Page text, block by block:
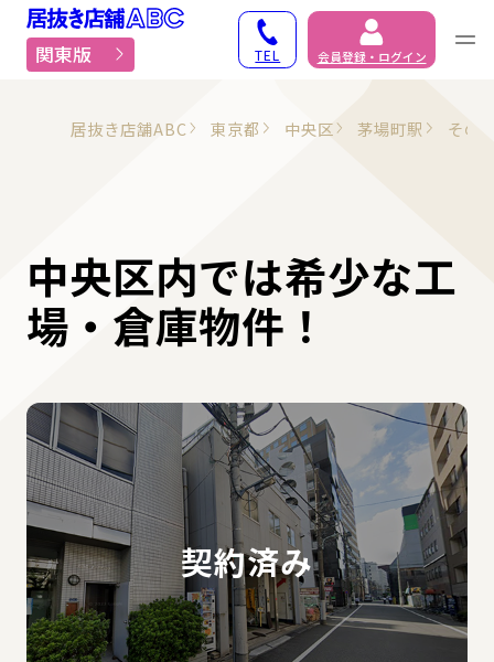
居抜き物件・貸店舗で
関東版 TEL 会員登録・ログイン
居抜き店舗ABC 東京都 中央区 茅場町駅 その
中央区内では希少な工
場・倉庫物件！